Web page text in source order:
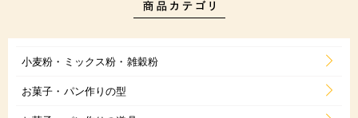
小麦粉・ミックス粉・雑穀粉
お菓子・パン作りの型